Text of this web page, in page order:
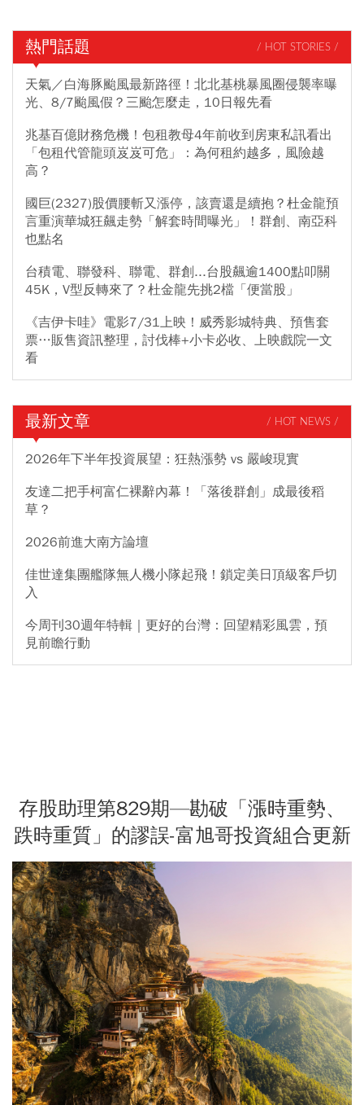
熱門話題 / HOT STORIES /
天氣／白海豚颱風最新路徑！北北基桃暴風圈侵襲率曝
光、8/7颱風假？三颱怎麼走，10日報先看
兆基百億財務危機！包租教母4年前收到房東私訊看出
「包租代管龍頭岌岌可危」：為何租約越多，風險越
高？
國巨(2327)股價腰斬又漲停，該賣還是續抱？杜金龍預
言重演華城狂飆走勢「解套時間曝光」！群創、南亞科
也點名
台積電、聯發科、聯電、群創...台股飆逾1400點叩關
45K，V型反轉來了？杜金龍先挑2檔「便當股」
《吉伊卡哇》電影7/31上映！威秀影城特典、預售套
票…販售資訊整理，討伐棒+小卡必收、上映戲院一文
看
最新文章 / HOT NEWS /
2026年下半年投資展望：狂熱漲勢 vs 嚴峻現實
友達二把手柯富仁裸辭內幕！「落後群創」成最後稻
草？
2026前進大南方論壇
佳世達集團艦隊無人機小隊起飛！鎖定美日頂級客戶切
入
今周刊30週年特輯｜更好的台灣：回望精彩風雲，預
見前瞻行動
存股助理第829期—勘破「漲時重勢、
跌時重質」的謬誤-富旭哥投資組合更新